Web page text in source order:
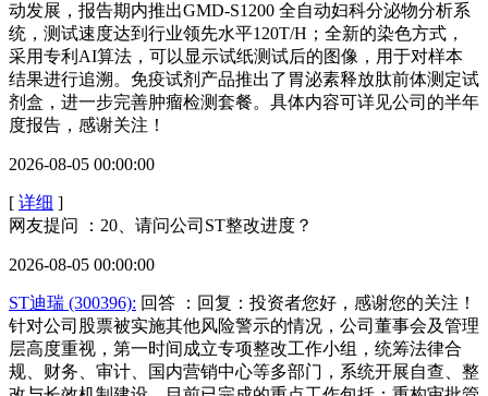
动发展，报告期内推出GMD-S1200 全自动妇科分泌物分析系
统，测试速度达到行业领先水平120T/H；全新的染色方式，
采用专利AI算法，可以显示试纸测试后的图像，用于对样本
结果进行追溯。免疫试剂产品推出了胃泌素释放肽前体测定试
剂盒，进一步完善肿瘤检测套餐。具体内容可详见公司的半年
度报告，感谢关注！
2026-08-05 00:00:00
[ 详细 ]
网友提问 ：20、请问公司ST整改进度？
2026-08-05 00:00:00
ST迪瑞 (300396): 回答 ：回复：投资者您好，感谢您的关注！
针对公司股票被实施其他风险警示的情况，公司董事会及管理
层高度重视，第一时间成立专项整改工作小组，统筹法律合
规、财务、审计、国内营销中心等多部门，系统开展自查、整